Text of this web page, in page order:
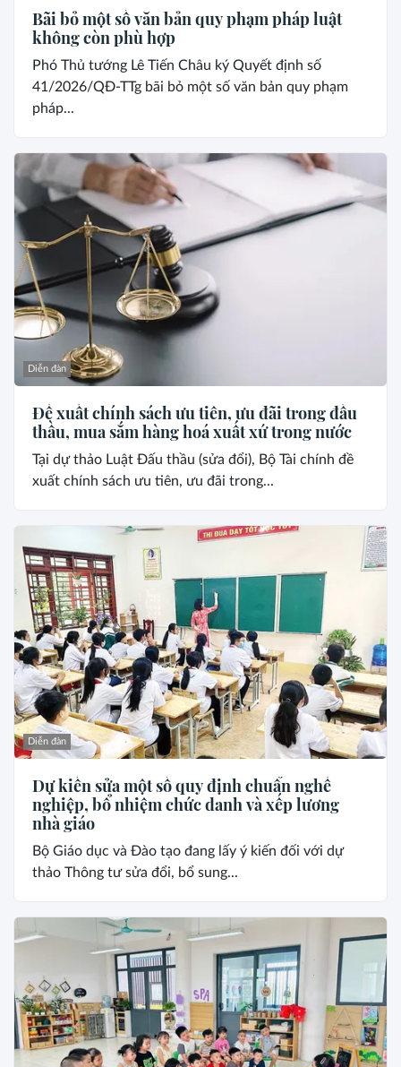
Bãi bỏ một số văn bản quy phạm pháp luật
không còn phù hợp
Phó Thủ tướng Lê Tiến Châu ký Quyết định số
41/2026/QĐ-TTg bãi bỏ một số văn bản quy phạm
pháp...
Diễn đàn
Đề xuất chính sách ưu tiên, ưu đãi trong đấu
thầu, mua sắm hàng hoá xuất xứ trong nước
Tại dự thảo Luật Đấu thầu (sửa đổi), Bộ Tài chính đề
xuất chính sách ưu tiên, ưu đãi trong...
Diễn đàn
Dự kiến sửa một số quy định chuẩn nghề
nghiệp, bổ nhiệm chức danh và xếp lương
nhà giáo
Bộ Giáo dục và Đào tạo đang lấy ý kiến đối với dự
thảo Thông tư sửa đổi, bổ sung...